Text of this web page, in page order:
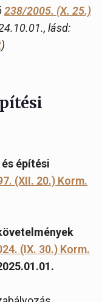
238/2005. (X. 25.)
lásd:
)
építési
(XII. 20.) Korm.
(IX. 30.) Korm.